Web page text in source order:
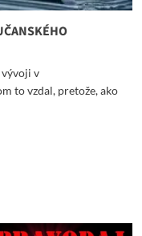
v
to vzdal, pretože, ako